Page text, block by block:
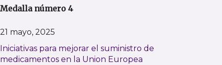
Medalla número 4
21 mayo, 2025
Iniciativas para mejorar el suministro de
medicamentos en la Union Europea